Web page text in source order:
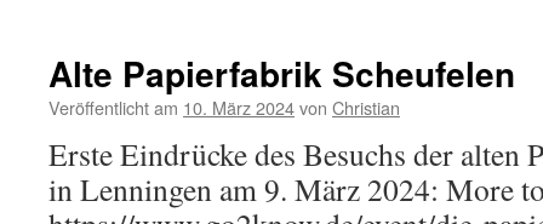
Alte Papierfabrik Scheufelen
Veröffentlicht am 10. März 2024von Christian
Erste Eindrücke des Besuchs der alten
in Lenningen am 9. März 2024: More